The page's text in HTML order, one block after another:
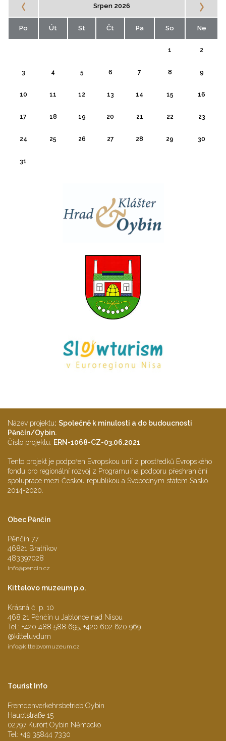
Srpen 2026
Po Út St Čt Pa So Ne
1 2
3 4 5 6 7 8 9
10 11 12 13 14 15 16
17 18 19 20 21 22 23
24 25 26 27 28 29 30
31
Název projektu: Společně k minulosti a do budoucnosti
Pěnčín/Oybin.
Číslo projektu: ERN-1068-CZ-03.06.2021
Tento projekt je podpořen Evropskou unií z prostředků Evropského
fondu pro regionální rozvoj z Programu na podporu přeshraniční
spolupráce mezi Českou republikou a Svobodným státem Sasko
2014-2020.
Obec Pěnčín
Pěnčín 77
46821 Bratříkov
483397028
info@pencin.cz
Kittelovo muzeum p.o.
Krásná č. p. 10
468 21 Pěnčín u Jablonce nad Nisou
Tel.: +420 488 588 695, +420 602 620 969
@kitteluvdum
info@kittelovomuzeum.cz
Tourist Info
Fremdenverkehrsbetrieb Oybin
Hauptstraße 15
02797 Kurort Oybin Německo
Tel: +49 35844 7330